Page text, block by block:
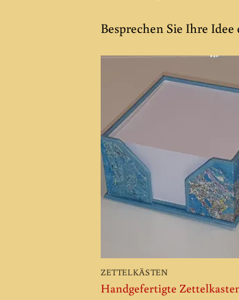
Besprechen Sie Ihre
ZETTELKÄSTEN
Handgefertigte